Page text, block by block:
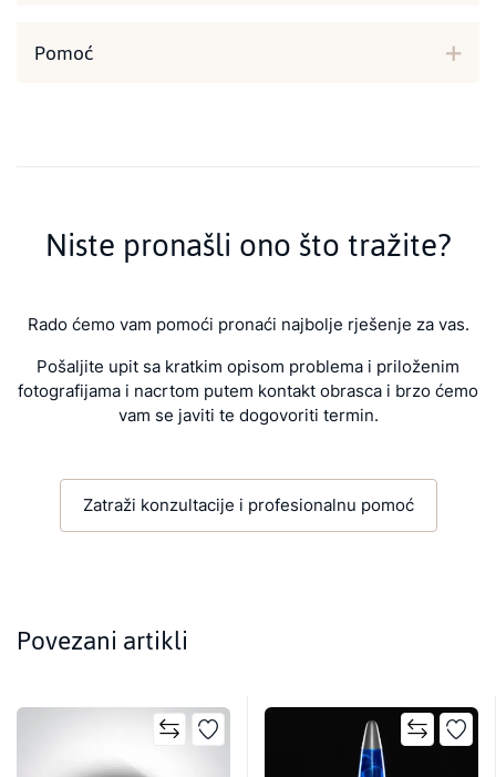
Pomoć
Niste pronašli ono što tražite?
Rado ćemo vam pomoći pronaći najbolje rješenje za vas.
Pošaljite upit sa kratkim opisom problema i priloženim
fotografijama i nacrtom putem kontakt obrasca i brzo ćemo
vam se javiti te dogovoriti termin.
Zatraži konzultacije i profesionalnu pomoć
Povezani artikli